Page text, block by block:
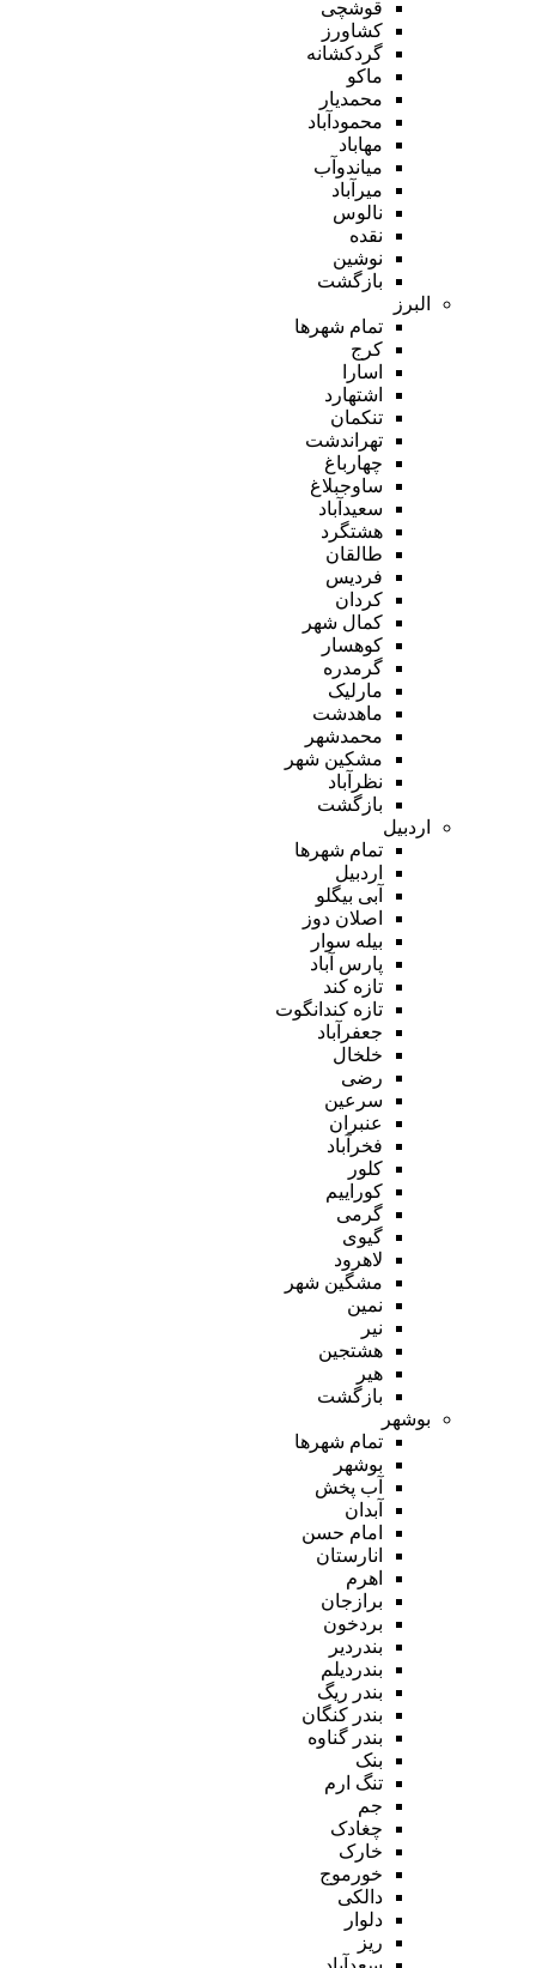
قوشچی
کشاورز
گردکشانه
ماکو
محمدیار
محمودآباد
مهاباد
میاندوآب
میرآباد
نالوس
نقده
نوشین
بازگشت
البرز
تمام شهر‌ها
کرج
اسارا
اشتهارد
تنکمان
تهراندشت
چهارباغ
ساوجبلاغ
سعیدآباد
هشتگرد
طالقان
فردیس
کردان
کمال شهر
کوهسار
گرمدره
مارلیک
ماهدشت
محمدشهر
مشکین شهر
نظرآباد
بازگشت
اردبیل
تمام شهر‌ها
اردبیل
آبی بیگلو
اصلان دوز
بیله سوار
پارس آباد
تازه کند
تازه کندانگوت
جعفرآباد
خلخال
رضی
سرعین
عنبران
فخرآباد
کلور
کوراییم
گرمی
گیوی
لاهرود
مشگین شهر
نمین
نیر
هشتجین
هیر
بازگشت
بوشهر
تمام شهر‌ها
بوشهر
آب پخش
آبدان
امام حسن
انارستان
اهرم
برازجان
بردخون
بندردیر
بندردیلم
بندر ریگ
بندر کنگان
بندر گناوه
بنک
تنگ ارم
جم
چغادک
خارک
خورموج
دالکی
دلوار
ریز